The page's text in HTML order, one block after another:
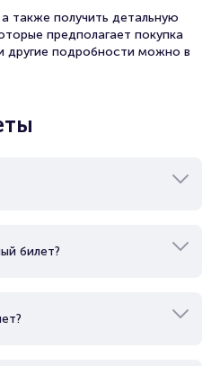
а также получить детальную
предполагает покупка
другие подробности можно в
билет?